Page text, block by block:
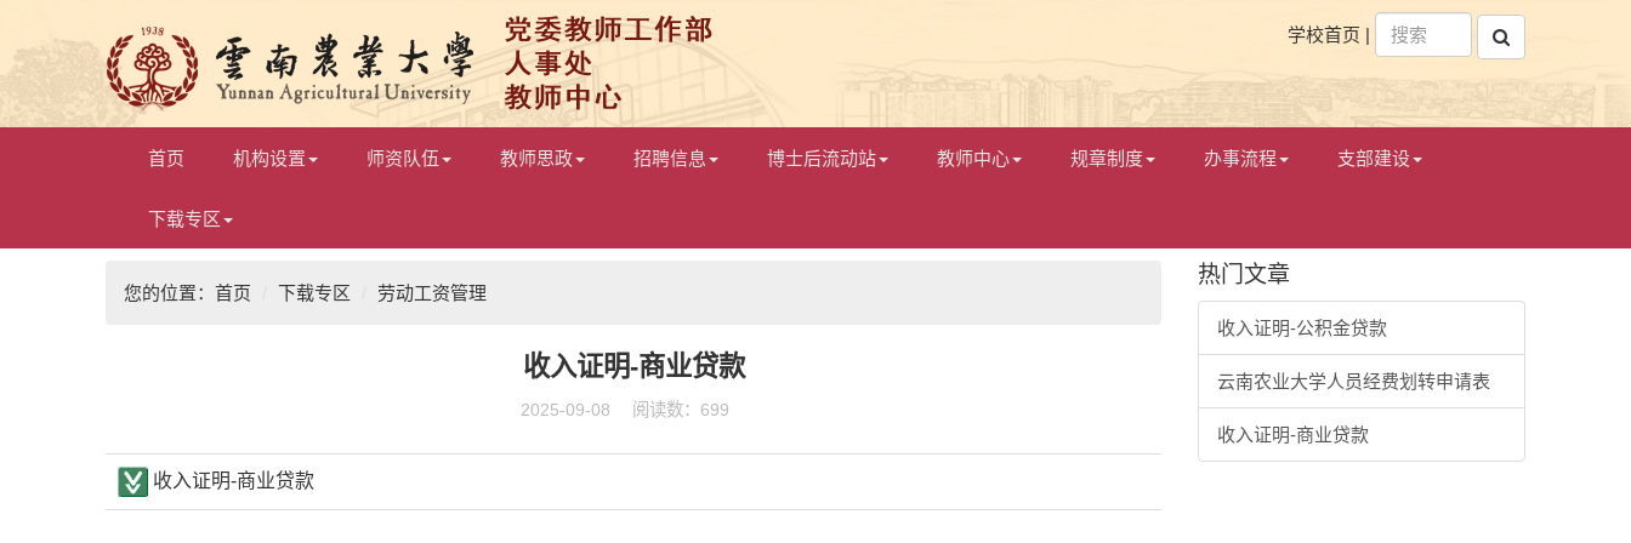
学校首页 |
首页 机构设置 师资队伍 教师思政 招聘信息 博士后流动站 教师中心 规章制度 办事流程 支部建设
下载专区
您的位置： 首页 下载专区 劳动工资管理
收入证明-商业贷款
2025-09-08 阅读数：699
收入证明-商业贷款
热门文章
收入证明-公积金贷款
云南农业大学人员经费划转申请表
收入证明-商业贷款